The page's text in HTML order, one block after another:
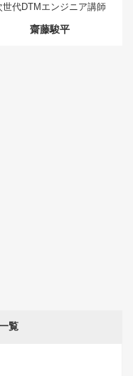
世代DTMエンジニア講師
齋藤駿平
覧